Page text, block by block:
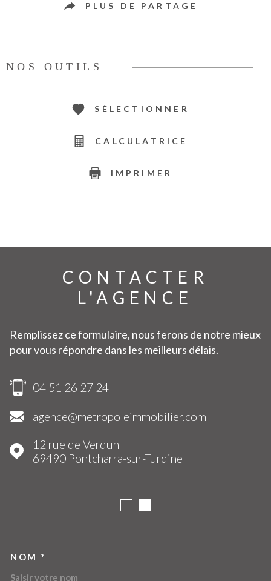
PLUS DE PARTAGE
NOS OUTILS
SÉLECTIONNER
CALCULATRICE
IMPRIMER
CONTACTER
L'AGENCE
Remplissez ce formulaire, nous ferons de notre mieux
pour vous répondre dans les meilleurs délais.
04 51 26 27 24
agence@metropoleimmobilier.com
12 rue de Verdun
69490
Pontcharra-sur-Turdine
NOM *